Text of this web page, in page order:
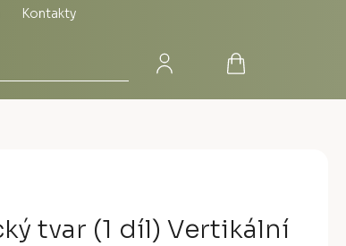
Kontakty
Hledat
Přihlášení Nákupní
tvar (1 díl) Vertikální